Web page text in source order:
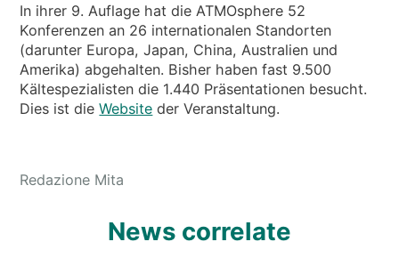
In ihrer 9. Auflage hat die ATMOsphere 52
Konferenzen an 26 internationalen Standorten
(darunter Europa, Japan, China, Australien und
Amerika) abgehalten. Bisher haben fast 9.500
Kältespezialisten die 1.440 Präsentationen besucht.
Dies ist dieWebsite der Veranstaltung.
Redazione Mita
News correlate